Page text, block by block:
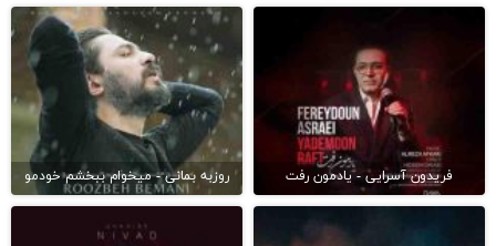
فریدون آسرایی - یادمون رفت روزبه بمانی - میخوام ببخشم خودمو